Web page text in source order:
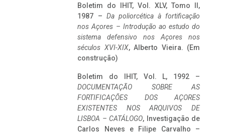
Boletim do IHIT, Vol. XLV, Tomo II,
1987 – Da poliorcética à fortificação
nos Açores – Introdução ao estudo do
sistema defensivo nos Açores nos
séculos XVI-XIX, Alberto Vieira. (Em
construção)
Boletim do IHIT, Vol. L, 1992 –
DOCUMENTAÇÃO SOBRE AS
FORTIFICAÇÕES DOS AÇORES
EXISTENTES NOS ARQUIVOS DE
LISBOA – CATÁLOGO, Investigação de
Carlos Neves e Filipe Carvalho –